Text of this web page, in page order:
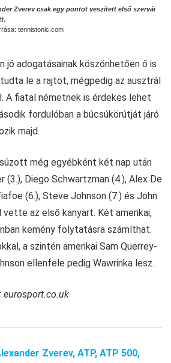
Zverev csak egy pontot veszített első szervái
tennistonic.com
jó adogatásainak köszönhetően ő is
le a rajtot, mégpedig az ausztrál
A fiatal németnek is érdekes lehet
fordulóban a búcsúkörútját járó
majd.
még egyébként két nap után
(3.), Diego Schwartzman (4.), Alex De
(6.), Steve Johnson (7.) és John
vette az első kanyart. Két amerikai,
kemény folytatásra számíthat.
a szintén amerikai Sam Querrey-
ellenfele pedig Wawrinka lesz.
eurosport.co.uk
Zverev, ATP, ATP 500,